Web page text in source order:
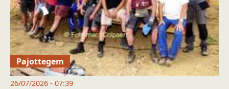
Pajottegem
26/07/2026 - 07:39